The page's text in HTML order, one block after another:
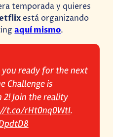
temporada y quieres
está organizando
aquí mismo.
ready for the next
Challenge is
2! Join the reality
t.co/rHt0nq0WtI.